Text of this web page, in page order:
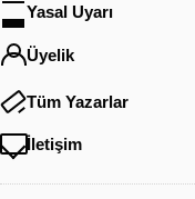
Yasal Uyarı
Üyelik
Tüm Yazarlar
İletişim